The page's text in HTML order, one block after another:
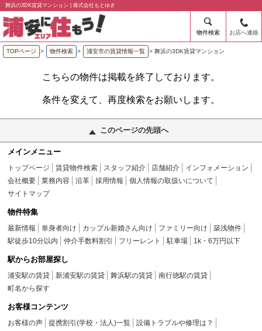
舞浜の3DK賃貸マンション | 株式会社もとゆき
物件検索 お店へ連絡
TOPページ > 物件検索 > 浦安市の賃貸情報一覧 > 舞浜の3DK賃貸マンション
こちらの物件は掲載を終了しております。
条件を変えて、再度検索をお願いします。
このページの先頭へ
メインメニュー
トップページ 賃貸物件検索 スタッフ紹介 店舗紹介
インフォメーション
会社概要
業務内容 沿革 採用情報
個人情報の取扱いについて
サイトマップ
物件特集
最新情報 単身者向け カップル新婚さん向け ファミリー向け
築浅物件
駅徒歩10分以内
仲介手数料割引 フリーレント 駐車場 1k・6万円以下
駅からお部屋探し
浦安駅の賃貸 新浦安駅の賃貸 舞浜駅の賃貸
南行徳駅の賃貸
町名から探す
お客様コンテンツ
お客様の声 提携割引(学校・法人)一覧
設備トラブルや修理は？